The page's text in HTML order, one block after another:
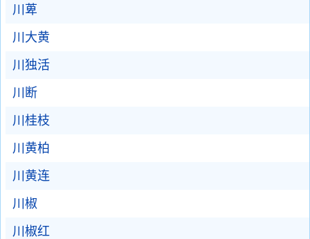
川萆
川大黄
川独活
川断
川桂枝
川黄柏
川黄连
川椒
川椒红